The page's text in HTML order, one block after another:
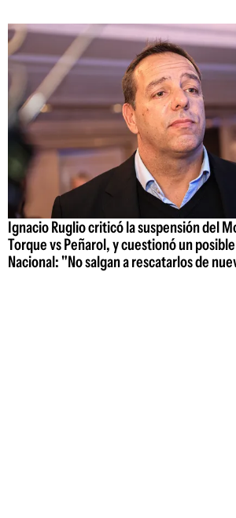
Ignacio Ruglio criticó la suspensión del
Torque vs Peñarol, y cuestionó un
Nacional: "No salgan a rescatarlos de